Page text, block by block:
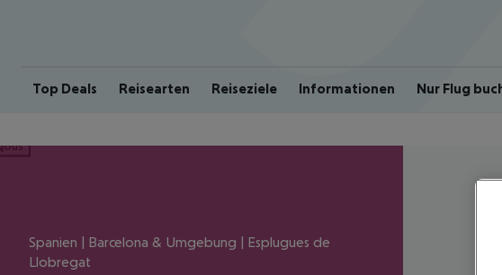
Top Deals Reisearten Reiseziele Informationen Nur Flug
Spanien | Barcelona & Umgebung | Esplugues de
Llobregat